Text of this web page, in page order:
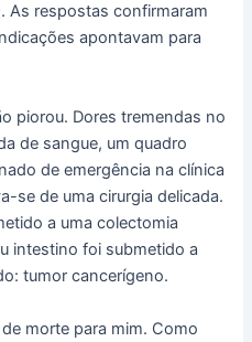
As respostas confirmaram
apontavam para
piorou. Dores tremendas no
de sangue, um quadro
de emergência na clínica
se de uma cirurgia delicada.
a uma colectomia
intestino foi submetido a
tumor cancerígeno.
morte para mim. Como